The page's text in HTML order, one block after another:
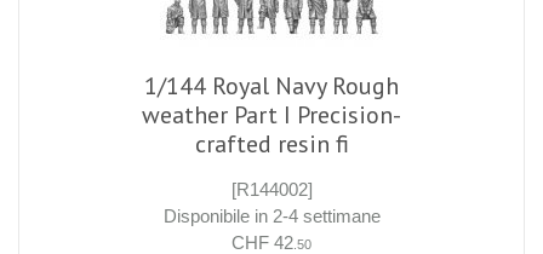
1/144 Royal Navy Rough
weather Part I Precision-
crafted resin fi
[R144002]
Disponibile in 2-4 settimane
CHF 42 .50